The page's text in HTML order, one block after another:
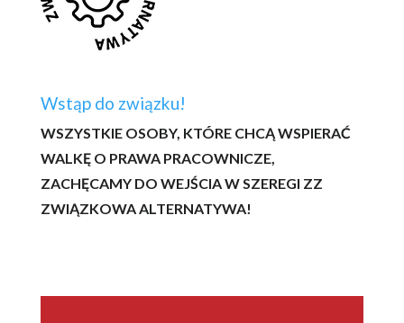
Wstąp do związku!
WSZYSTKIE OSOBY, KTÓRE CHCĄ WSPIERAĆ
WALKĘ O PRAWA PRACOWNICZE,
ZACHĘCAMY DO WEJŚCIA W SZEREGI ZZ
ZWIĄZKOWA ALTERNATYWA!